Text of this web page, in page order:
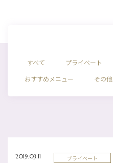
すべて プライベート
おすすめメニュー
その他
2019.03.11 プライベート